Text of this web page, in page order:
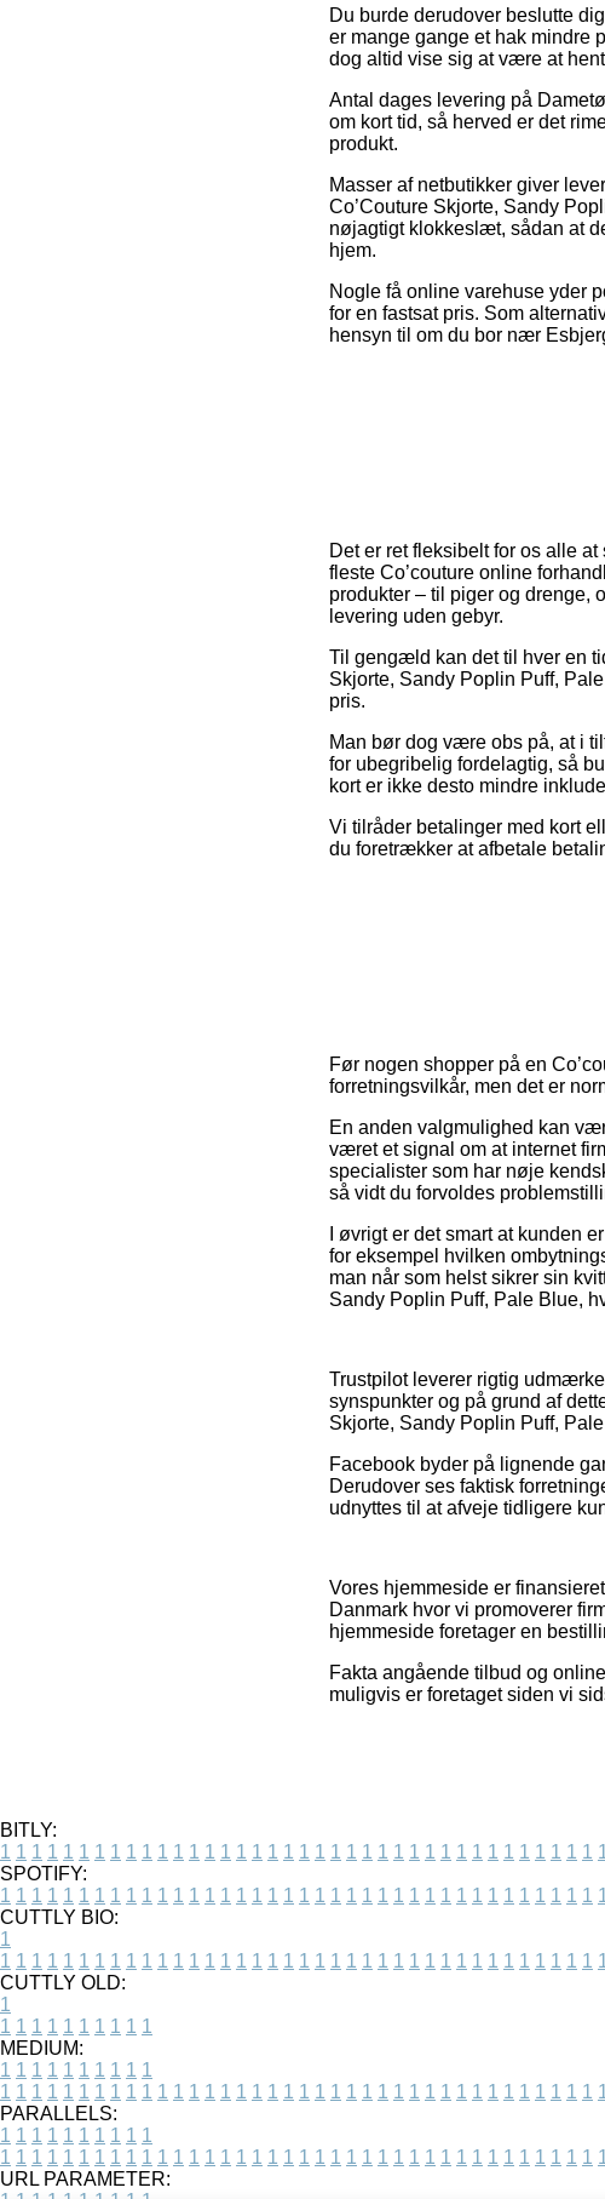
Du burde derudover beslutte
er mange gange et hak mindre
dog altid vise sig at være at
Antal dages levering på
om kort tid, så herved er det
produkt.
Masser af netbutikker giver
Co’Couture Skjorte, Sandy
nøjagtigt klokkeslæt, sådan at
hjem.
Nogle få online varehuse yder
for en fastsat pris. Som
hensyn til om du bor nær
Det er ret fleksibelt for os alle
fleste Co’couture online
produkter – til piger og drenge,
levering uden gebyr.
Til gengæld kan det til hver en
Skjorte, Sandy Poplin Puff,
pris.
Man bør dog være obs på, at i
for ubegribelig fordelagtig, så
kort er ikke desto mindre
Vi tilråder betalinger med kort
du foretrækker at afbetale
Før nogen shopper på en
forretningsvilkår, men det er
En anden valgmulighed kan
været et signal om at internet
specialister som har nøje
så vidt du forvoldes
I øvrigt er det smart at kunden
for eksempel hvilken
man når som helst sikrer sin
Sandy Poplin Puff, Pale Blue,
Trustpilot leverer rigtig
synspunkter og på grund af
Skjorte, Sandy Poplin Puff,
Facebook byder på lignende
Derudover ses faktisk
udnyttes til at afveje tidligere
Vores hjemmeside er
Danmark hvor vi promoverer
hjemmeside foretager en
Fakta angående tilbud og
muligvis er foretaget siden vi
BITLY:
1 1 1 1 1 1 1 1 1 1 1 1 1 1 1 1 1 1 1 1 1 1 1 1 1 1 1 1 1 1 1 1 1 1 1 1 1 1
SPOTIFY:
1 1 1 1 1 1 1 1 1 1 1 1 1 1 1 1 1 1 1 1 1 1 1 1 1 1 1 1 1 1 1 1 1 1 1 1 1 1
CUTTLY BIO:
1
1 1 1 1 1 1 1 1 1 1 1 1 1 1 1 1 1 1 1 1 1 1 1 1 1 1 1 1 1 1 1 1 1 1 1 1 1 1
CUTTLY OLD:
1
1 1 1 1 1 1 1 1 1 1
MEDIUM:
1 1 1 1 1 1 1 1 1 1
1 1 1 1 1 1 1 1 1 1 1 1 1 1 1 1 1 1 1 1 1 1 1 1 1 1 1 1 1 1 1 1 1 1 1 1 1 1
PARALLELS:
1 1 1 1 1 1 1 1 1 1
1 1 1 1 1 1 1 1 1 1 1 1 1 1 1 1 1 1 1 1 1 1 1 1 1 1 1 1 1 1 1 1 1 1 1 1 1 1
URL PARAMETER: